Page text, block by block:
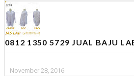
0812 1350 5729 JUAL BAJU
November 28, 2016